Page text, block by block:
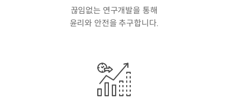
끊임없는 연구개발을 통해
윤리와 안전을 추구합니다.